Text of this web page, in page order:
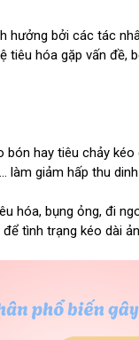
hưởng bởi các tác
tiêu hóa gặp vấn
hay tiêu chảy
làm giảm hấp thu
hóa, bụng ỏng, đi
tình trạng kéo dài